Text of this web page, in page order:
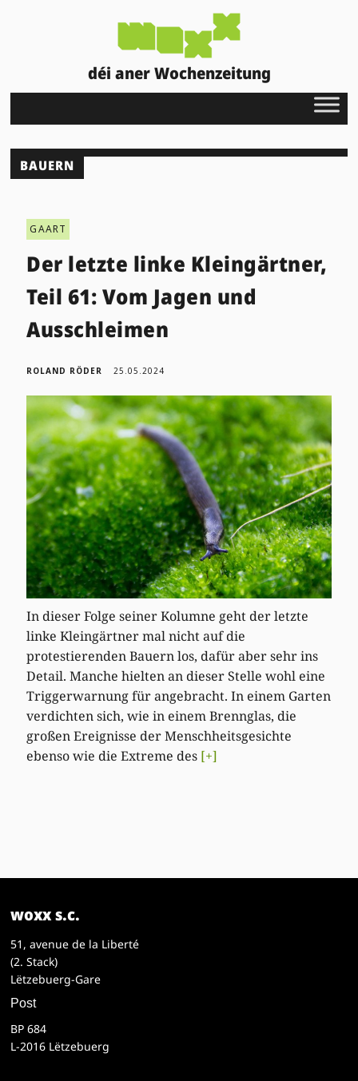
déi aner Wochenzeitung
BAUERN
GAART
Der letzte linke Kleingärtner,
Teil 61: Vom Jagen und
Ausschleimen
ROLAND RÖDER 25.05.2024
In dieser Folge seiner Kolumne geht der letzte
linke Kleingärtner mal nicht auf die
protestierenden Bauern los, dafür aber sehr ins
Detail. Manche hielten an dieser Stelle wohl eine
Triggerwarnung für angebracht. In einem Garten
verdichten sich, wie in einem Brennglas, die
großen Ereignisse der Menschheitsgesichte
ebenso wie die Extreme des [+]
woxx s.c.
51, avenue de la Liberté
(2. Stack)
Lëtzebuerg-Gare
Post
BP 684
L-2016 Lëtzebuerg